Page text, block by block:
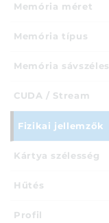
Memória méret
Memória típus
Memória
CUDA / Stream
Fizikai jellemzők
Kártya szélesség
Hűtés
Profil